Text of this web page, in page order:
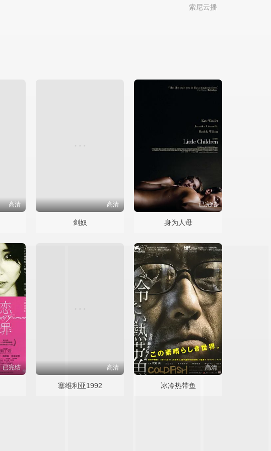
索尼云播
高清 高清
剑奴
已完结
身为人母
已完结 高清
塞维利亚1992
高清
冰冷热带鱼